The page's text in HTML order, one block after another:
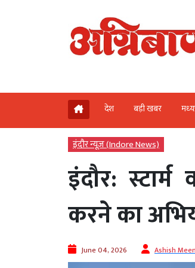
देश बड़ी खबर
इंदौर न्यूज़ (Indore News)
इंदौर:
करने का
June 04, 2026 Ashish